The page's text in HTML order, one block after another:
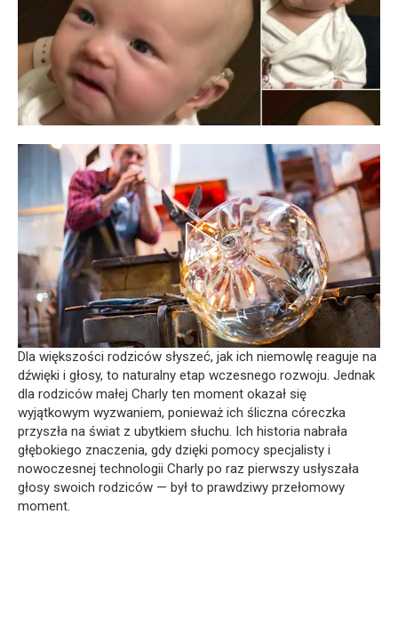
Dla większości rodziców słyszeć, jak ich niemowlę reaguje na
dźwięki i głosy, to naturalny etap wczesnego rozwoju. Jednak
dla rodziców małej Charly ten moment okazał się
wyjątkowym wyzwaniem, ponieważ ich śliczna córeczka
przyszła na świat z ubytkiem słuchu. Ich historia nabrała
głębokiego znaczenia, gdy dzięki pomocy specjalisty i
nowoczesnej technologii Charly po raz pierwszy usłyszała
głosy swoich rodziców — był to prawdziwy przełomowy
moment.